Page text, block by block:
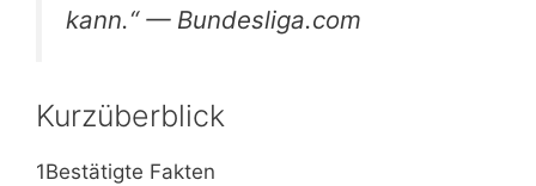
kann.“ — Bundesliga.com
Kurzüberblick
1Bestätigte Fakten